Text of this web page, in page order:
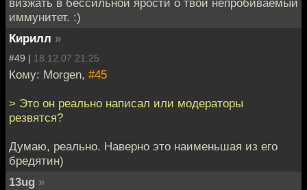
визжать в бессильной ярости о твой непробиваемый
иммунитет. :)
Кирилл »
#49 | 18.12.07 21:25
Кому: Morgen, #45
> Это он реально написал или модераторы
резвятся?
Думаю, реально. Наверно это наименьшая из его
бредятин)
13ug »